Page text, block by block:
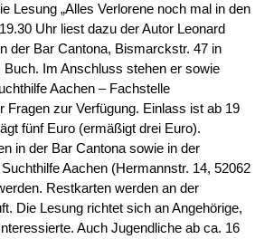
Lesung „Alles Verlorene noch mal in den
Uhr liest dazu der Autor Leonard
der Bar Cantona, Bismarckstr. 47 in
Im Anschluss stehen er sowie
Aachen – Fachstelle
Fragen zur Verfügung. Einlass ist ab 19
fünf Euro (ermäßigt drei Euro).
in der Bar Cantona sowie in der
Aachen (Hermannstr. 14, 52062
Restkarten werden an der
Die Lesung richtet sich an Angehörige,
Auch Jugendliche ab ca. 16